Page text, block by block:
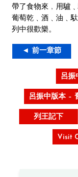
帶了食物來﹐用驢
葡萄乾﹑酒﹑油﹑
列中很歡樂。
◄ 前一章節
呂振
呂振中版本 –
列王記下
Visit